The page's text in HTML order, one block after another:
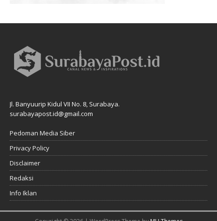
Jl. Banyuurip Kidul VII No. 8, Surabaya.
surabayapost.id@gmail.com
Pedoman Media Siber
Privacy Policy
Disclaimer
Redaksi
Info Iklan